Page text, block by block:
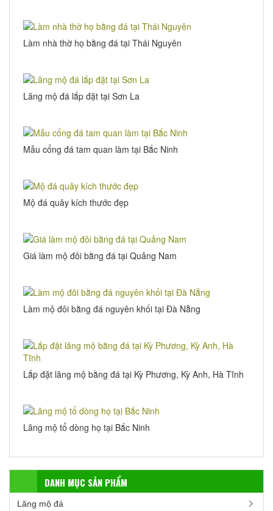
Làm nhà thờ họ bằng đá tại Thái Nguyên
Lăng mộ đá lắp đặt tại Sơn La
Mẫu cổng đá tam quan làm tại Bắc Ninh
Mộ đá quây kích thước đẹp
Giá làm mộ đôi bằng đá tại Quảng Nam
Làm mộ đôi bằng đá nguyên khối tại Đà Nẵng
Lắp đặt lăng mộ bằng đá tại Kỳ Phương, Kỳ Anh, Hà Tĩnh
Lăng mộ tổ dòng họ tại Bắc Ninh
DANH MỤC SẢN PHẨM
Lăng mộ đá